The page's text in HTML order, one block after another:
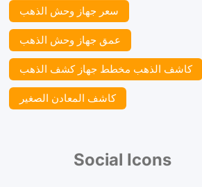
سعر جهاز وحش الذهب
عمق جهاز وحش الذهب
كاشف الذهب مخطط جهاز كشف الذهب
كاشف المعادن الصغير
Social Icons